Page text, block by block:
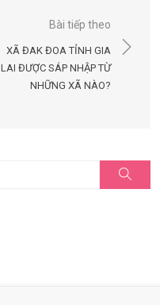
Bài tiếp theo
XÃ ĐAK ĐOA TỈNH GIA
LAI ĐƯỢC SÁP NHẬP TỪ
NHỮNG XÃ NÀO?
kiếm